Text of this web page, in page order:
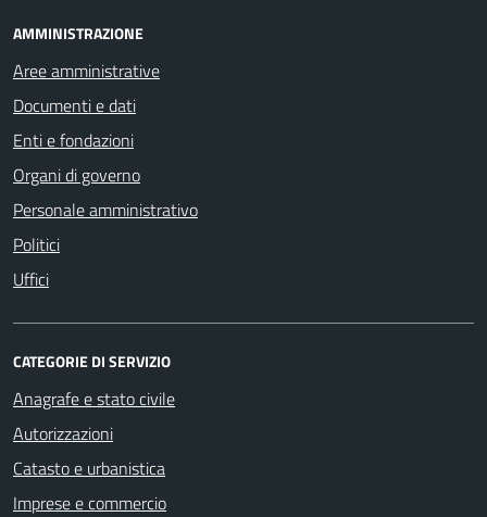
AMMINISTRAZIONE
Aree amministrative
Documenti e dati
Enti e fondazioni
Organi di governo
Personale amministrativo
Politici
Uffici
CATEGORIE DI SERVIZIO
Anagrafe e stato civile
Autorizzazioni
Catasto e urbanistica
Imprese e commercio